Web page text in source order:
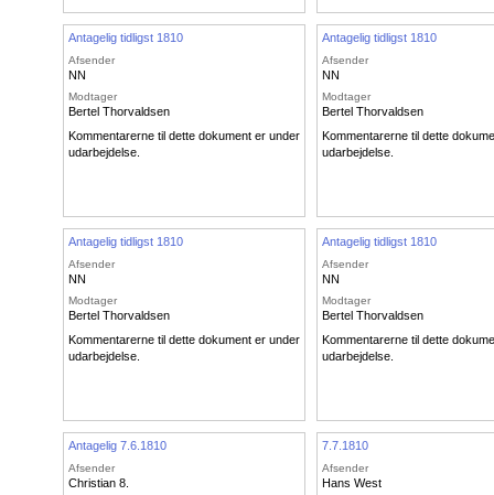
Antagelig tidligst 1810
Afsender
NN
Modtager
Bertel Thorvaldsen
Kommentarerne til dette dokument er under
udarbejdelse.
Antagelig tidligst 1810
Afsender
NN
Modtager
Bertel Thorvaldsen
Kommentarerne til dette
udarbejdelse.
Antagelig tidligst 1810
Afsender
NN
Modtager
Bertel Thorvaldsen
Kommentarerne til dette dokument er under
udarbejdelse.
Antagelig tidligst 1810
Afsender
NN
Modtager
Bertel Thorvaldsen
Kommentarerne til dette
udarbejdelse.
Antagelig 7.6.1810
Afsender
Christian 8.
7.7.1810
Afsender
Hans West